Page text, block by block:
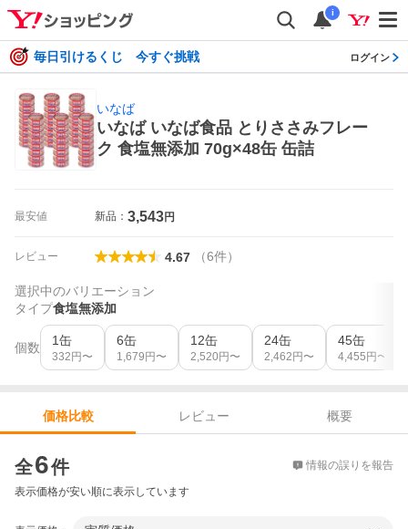
i
毎日引けるくじ 今すぐ挑戦 ログイン
いなば
いなば いなば食品 とりささみフレー
ク 食塩無添加 70g×48缶 缶詰
最安値 新品： 3,543円
レビュー 4.67 （6件）
選択中のバリエーション
タイプ食塩無添加
個数 1缶
332 円〜
6缶
1,679 円〜
12缶
2,520 円〜
24缶
2,462 円〜
45缶
4,455 円〜
価格比較 レビュー
概要
全6件 情報の誤りを報告
表示価格が安い順に表示しています